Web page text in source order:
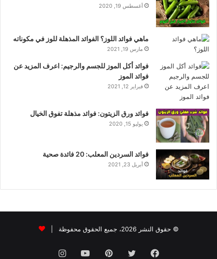
أغسطس 19, 2020
ماهي فوائد اللوز؟ الفوائد المذهلة للوز في مكوناته
مارس 19, 2021
فوائد أكل الموز للجسم والرجيم: اعرف المزيد عن
فوائد الموز
فبراير 12, 2021
فوائد ورق الزيتون: فوائد مذهلة تفوق الخيال
يوليو 15, 2020
فوائد السردين المعلب: 20 فائدة صحية
أبريل 23, 2021
© حقوق النشر 2026، جميع الحقوق محفوظة |
فيسبوك تويتر بينتيريستيوتيوبانستقرام